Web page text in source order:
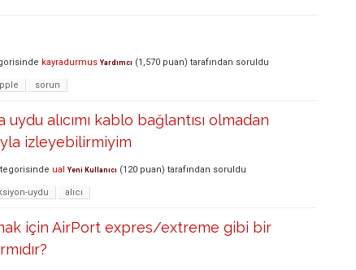
kayradurmus Yardımcı (1,570 puan) tarafından soruldu
sorun
alıcımı kablo bağlantısı olmadan
izleyebilirmiyim
ual Yeni Kullanıcı (120 puan) tarafından soruldu
uydu alıcı
için AirPort expres/extreme gibi bir